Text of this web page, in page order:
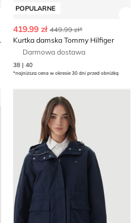
Hilfiger
POPULARNE
419.99 zł 449.99 zł*
Kurtka damska Tommy Hilfiger
Darmowa dostawa
38 | 40
*najniższa cena w okresie 30 dni przed obniżką
Hilfiger
Kurtka damska jesienna